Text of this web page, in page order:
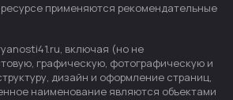
применяются рекомендательные
включая (но не
графическую, фотографическую и
дизайн и оформление страниц,
наименование являются объектами